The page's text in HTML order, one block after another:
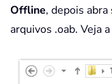
Offline, depois abra
arquivos .oab. Veja